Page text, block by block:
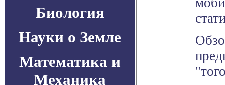
Биология
Науки о Земле
Математика и
Механика